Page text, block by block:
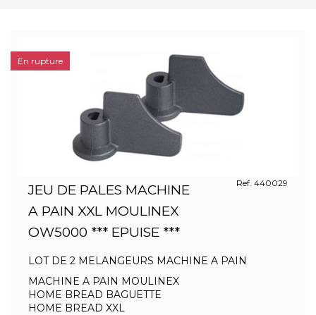
JEU DE PALES MACHINE
A PAIN XXL MOULINEX
OW5000 *** EPUISE ***
Ref. 440029
LOT DE 2 MELANGEURS MACHINE A PAIN
MACHINE A PAIN MOULINEX
HOME BREAD BAGUETTE
HOME BREAD XXL
En rupture